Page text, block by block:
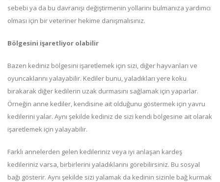
sebebi ya da bu davranışı değiştirmenin yollarını bulmanıza yardımcı
olması için bir veteriner hekime danışmalısınız.
Bölgesini işaretliyor olabilir
Bazen kediniz bölgesini işaretlemek için sizi, diğer hayvanları ve
oyuncaklarını yalayabilir. Kediler bunu, yaladıkları yere koku
bırakarak diğer kedilerin uzak durmasını sağlamak için yaparlar.
Örneğin anne kediler, kendisine ait olduğunu göstermek için yavru
kedilerini yalar. Aynı şekilde kediniz de sizi kendi bölgesine ait olarak
işaretlemek için yalayabilir.
Farklı annelerden gelen kedileriniz veya iyi anlaşan kardeş
kedileriniz varsa, birbirlerini yaladıklarını görebilirsiniz. Bu sosyal
bağı gösterir. Aynı şekilde sizi yalamak da kedinin sizinle bağ kurmak